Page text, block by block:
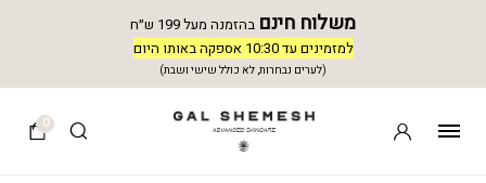
משלוח חינם בהזמנה מעל 199 ש״ח
למזמינים עד 10:30 אספקה באותו היום
(לערים נבחרות, לא כולל שישי ושבת)
0